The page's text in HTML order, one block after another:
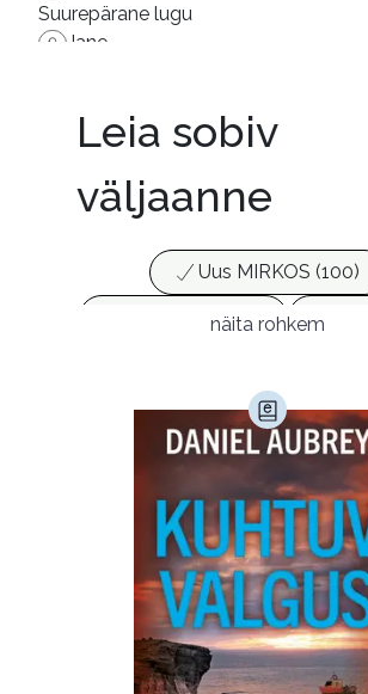
Suurepärane lugu
Jane
Leia sobiv
väljaanne
Uus MIRKOS (100)
Populaarsed (25)
Armastusromaanid
Audioperioodika
Biograafiad (229)
Eesti kirjandus (1776)
Ettevõtlus (30)
Filoloogia (121)
Filosoofia (148)
näita rohkem